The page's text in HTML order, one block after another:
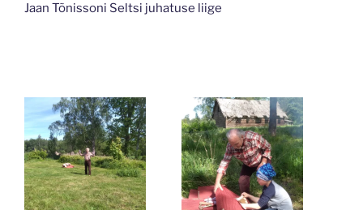
Jaan Tõnissoni Seltsi juhatuse liige